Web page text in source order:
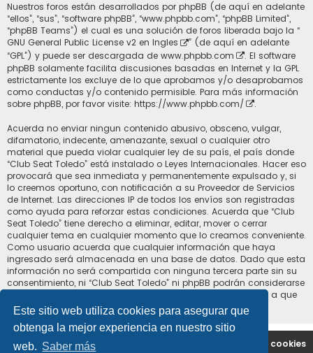
Este sitio web utiliza cookies para asegurar que
obtenga la mejor experiencia en nuestro sitio
web. Saber más
Nuestros foros están desarrollados por phpBB (de aquí en adelante
“ellos”, “sus”, “software phpBB”, “www.phpbb.com”, “phpBB Limited”,
“phpBB Teams”) el cual es una solución de foros liberada bajo la “
GNU General Public License v2 en Ingles
” (de aquí en adelante
“GPL”) y puede ser descargada de www.phpbb.com
. El software
phpBB solamente facilita discusiones basadas en Internet y la GPL
estrictamente los excluye de lo que aprobamos y/o desaprobamos
como conductas y/o contenido permisible. Para más información
sobre phpBB, por favor visite: https://www.phpbb.com/ .
Acuerda no enviar ningun contenido abusivo, obsceno, vulgar,
difamatorio, indecente, amenazante, sexual o cualquier otro
material que pueda violar cualquier ley de su país, el país donde
“Club Seat Toledo” está instalado o Leyes Internacionales. Hacer eso
provocará que sea inmediata y permanentemente expulsado y, si
lo creemos oportuno, con notificación a su Proveedor de Servicios
de Internet. Las direcciones IP de todos los envíos son registradas
como ayuda para reforzar estas condiciones. Acuerda que “Club
Seat Toledo” tiene derecho a eliminar, editar, mover o cerrar
cualquier tema en cualquier momento que lo creamos conveniente.
Como usuario acuerda que cualquier información que haya
ingresado será almacenada en una base de datos. Dado que esta
información no será compartida con ninguna tercera parte sin su
consentimiento, ni “Club Seat Toledo” ni phpBB podrán considerarse
responsables por cualquier intento de hacking que conlleve a que
los datos sean comprometidos.
Portal Índice general Borrar cookies